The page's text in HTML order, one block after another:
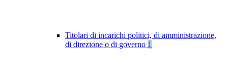
Titolari di incarichi politici, di amministrazione,
di direzione o di governo 1